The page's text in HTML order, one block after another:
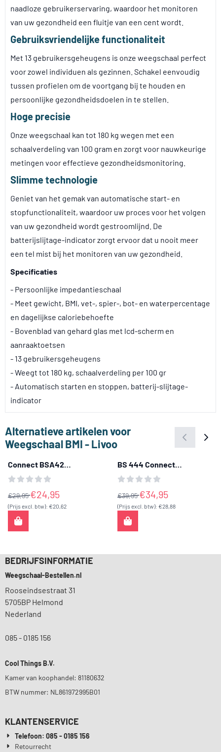
naadloze gebruikerservaring, waardoor het monitoren
van uw gezondheid een fluitje van een cent wordt.
Gebruiksvriendelijke functionaliteit
Met 13 gebruikersgeheugens is onze weegschaal perfect
voor zowel individuen als gezinnen. Schakel eenvoudig
tussen profielen om de voortgang bij te houden en
persoonlijke gezondheidsdoelen in te stellen.
Hoge precisie
Onze weegschaal kan tot 180 kg wegen met een
schaalverdeling van 100 gram en zorgt voor nauwkeurige
metingen voor effectieve gezondheidsmonitoring.
Slimme technologie
Geniet van het gemak van automatische start- en
stopfunctionaliteit, waardoor uw proces voor het volgen
van uw gezondheid wordt gestroomlijnd. De
batterijslijtage-indicator zorgt ervoor dat u nooit meer
een tel mist bij het monitoren van uw gezondheid.
Specificaties
- Persoonlijke impedantieschaal
- Meet gewicht, BMI, vet-, spier-, bot- en waterpercentage
en dagelijkse caloriebehoefte
- Bovenblad van gehard glas met lcd-scherm en
aanraaktoetsen
- 13 gebruikersgeheugens
- Weegt tot 180 kg, schaalverdeling per 100 gr
- Automatisch starten en stoppen, batterij-slijtage-
indicator
Alternatieve artikelen voor
Weegschaal BMI - Livoo
Connect BSA42
personenweegschaal -
Medisana
Van 29,95 voor 24,95, exclusief btw: 20,62
€29,95€24,95
(Prijs excl. btw): €20,62
BS 444 Connect
Lichaamsanalyse
weegschaal - Medisana
Van 39,95 voor 34,95,
€39,95€34,95
(Prijs excl. btw): €28,88
BEDRIJFSINFORMATIE
Weegschaal-Bestellen.nl
Rooseindsestraat 31
5705BP Helmond
Nederland
085 - 0185 156
Cool Things B.V.
Kamer van koophandel: 81180632
BTW nummer: NL861972995B01
KLANTENSERVICE
Telefoon: 085 - 0185 156
Retourrecht